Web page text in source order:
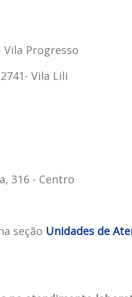
Vila Progresso
Vila Lili
316 - Centro
seção Unidades de